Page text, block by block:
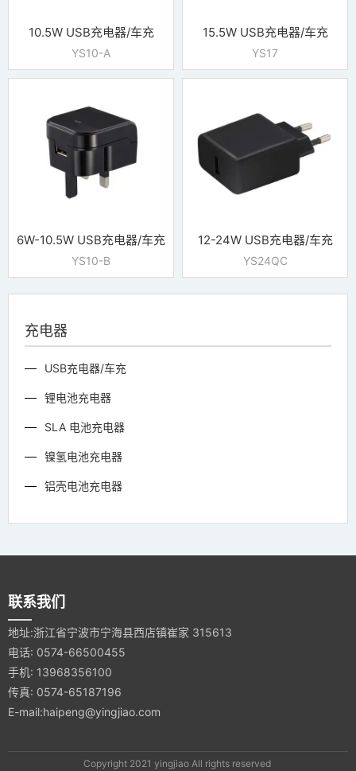
充电器
USB充电器/车充
锂电池充电器
SLA 电池充电器
镍氢电池充电器
铝壳电池充电器
10.5W USB充电器/车充
YS10-A
15.5W USB充电器/车充
YS17
6W-10.5W USB充电器/车充
YS10-B
12-24W USB充电器/车充
YS24QC
联系我们
地址:浙江省宁波市宁海县西店镇崔家 315613
电话: 0574-66500455
手机: 13968356100
传真: 0574-65187196
E-mail:haipeng@yingjiao.com
Copyright 2021 yingjiao All rights reserved